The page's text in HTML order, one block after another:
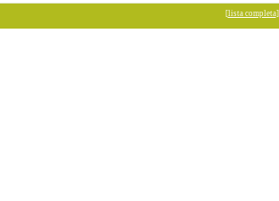
[lista completa]